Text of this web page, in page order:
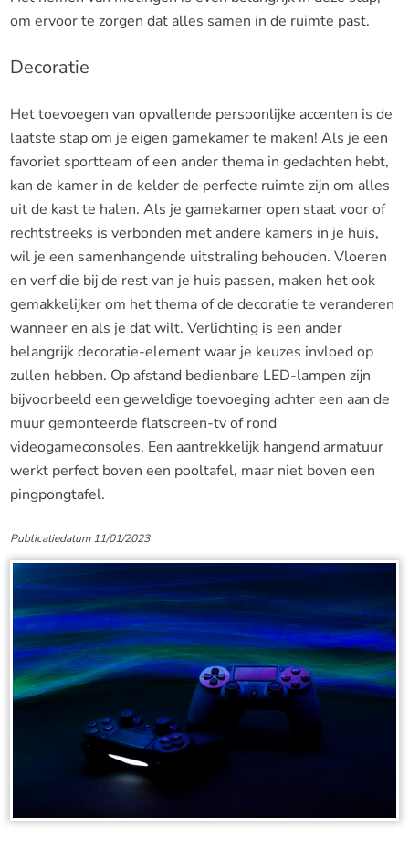
om ervoor te zorgen dat alles samen in de ruimte past.
Decoratie
Het toevoegen van opvallende persoonlijke accenten is de
laatste stap om je eigen gamekamer te maken! Als je een
favoriet sportteam of een ander thema in gedachten hebt,
kan de kamer in de kelder de perfecte ruimte zijn om alles
uit de kast te halen. Als je gamekamer open staat voor of
rechtstreeks is verbonden met andere kamers in je huis,
wil je een samenhangende uitstraling behouden. Vloeren
en verf die bij de rest van je huis passen, maken het ook
gemakkelijker om het thema of de decoratie te veranderen
wanneer en als je dat wilt. Verlichting is een ander
belangrijk decoratie-element waar je keuzes invloed op
zullen hebben. Op afstand bedienbare LED-lampen zijn
bijvoorbeeld een geweldige toevoeging achter een aan de
muur gemonteerde flatscreen-tv of rond
videogameconsoles. Een aantrekkelijk hangend armatuur
werkt perfect boven een pooltafel, maar niet boven een
pingpongtafel.
Publicatiedatum 11/01/2023